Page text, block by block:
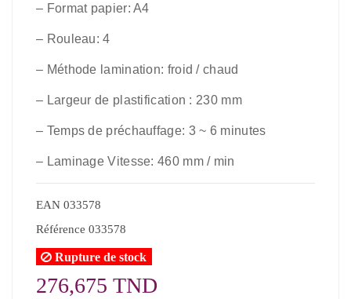
– Format papier: A4
– Rouleau: 4
– Méthode lamination: froid / chaud
– Largeur de plastification : 230 mm
– Temps de préchauffage: 3 ~ 6 minutes
– Laminage Vitesse: 460 mm / min
EAN 033578
Référence 033578
Rupture de stock
276,675 TND